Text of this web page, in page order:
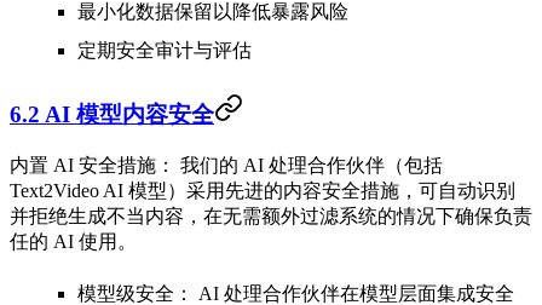
最小化数据保留以降低暴露风险
定期安全审计与评估
6.2 AI 模型内容安全
内置 AI 安全措施：
我们的 AI 处理合作伙伴（包括
Text2Video AI 模型）采用先进的内容安全措施，可自动识别
并拒绝生成不当内容，在无需额外过滤系统的情况下确保负责
任的 AI 使用。
模型级安全：
AI 处理合作伙伴在模型层面集成安全